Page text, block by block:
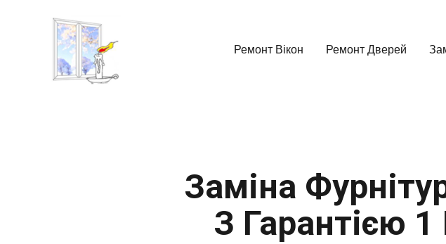
Ремонт Вікон Ремонт Дверей
Заміна
З Гарантією